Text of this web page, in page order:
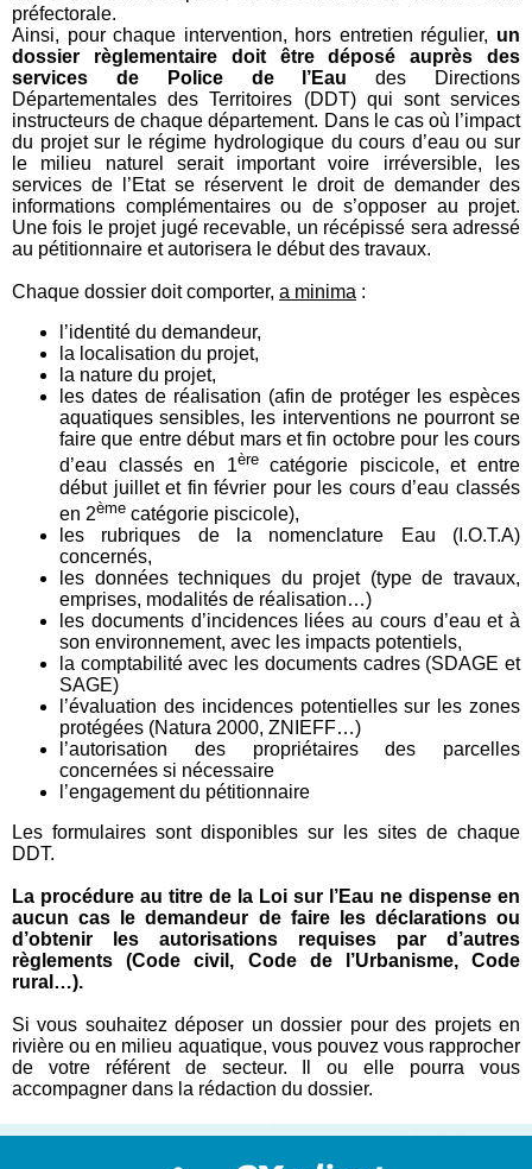
préfectorale.
Ainsi, pour chaque intervention, hors entretien régulier, un
dossier règlementaire doit être déposé auprès des
services de Police de l’Eau des Directions
Départementales des Territoires (DDT) qui sont services
instructeurs de chaque département. Dans le cas où l’impact
du projet sur le régime hydrologique du cours d’eau ou sur
le milieu naturel serait important voire irréversible, les
services de l’Etat se réservent le droit de demander des
informations complémentaires ou de s’opposer au projet.
Une fois le projet jugé recevable, un récépissé sera adressé
au pétitionnaire et autorisera le début des travaux.
Chaque dossier doit comporter, a minima :
l’identité du demandeur,
la localisation du projet,
la nature du projet,
les dates de réalisation (afin de protéger les espèces
aquatiques sensibles, les interventions ne pourront se
faire que entre début mars et fin octobre pour les cours
d’eau classés en 1èrecatégorie piscicole, et entre
début juillet et fin février pour les cours d’eau classés
en 2ème catégorie piscicole),
les rubriques de la nomenclature Eau (I.O.T.A)
concernés,
les données techniques du projet (type de travaux,
emprises, modalités de réalisation…)
les documents d’incidences liées au cours d’eau et à
son environnement, avec les impacts potentiels,
la comptabilité avec les documents cadres (SDAGE et
SAGE)
l’évaluation des incidences potentielles sur les zones
protégées (Natura 2000, ZNIEFF…)
l’autorisation des propriétaires des parcelles
concernées si nécessaire
l’engagement du pétitionnaire
Les formulaires sont disponibles sur les sites de chaque
DDT.
La procédure au titre de la Loi sur l’Eau ne dispense en
aucun cas le demandeur de faire les déclarations ou
d’obtenir les autorisations requises par d’autres
règlements (Code civil, Code de l’Urbanisme, Code
rural…).
Si vous souhaitez déposer un dossier pour des projets en
rivière ou en milieu aquatique, vous pouvez vous rapprocher
de votre référent de secteur. Il ou elle pourra vous
accompagner dans la rédaction du dossier.